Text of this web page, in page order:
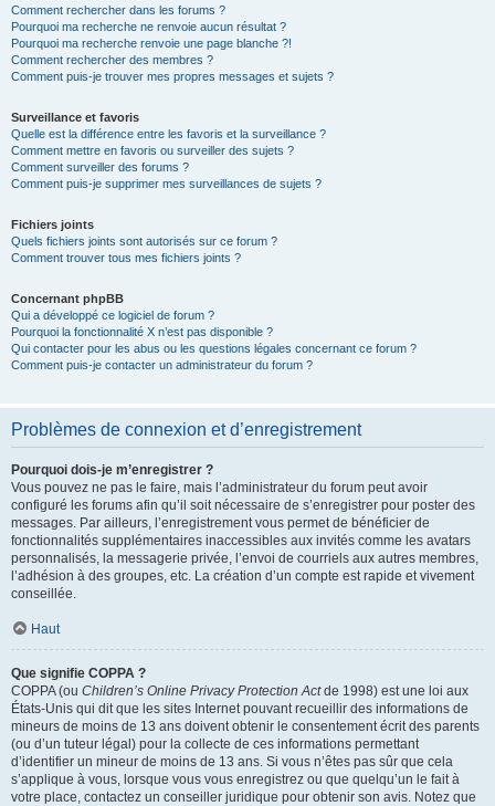
Comment rechercher dans les forums ?
Pourquoi ma recherche ne renvoie aucun résultat ?
Pourquoi ma recherche renvoie une page blanche ?!
Comment rechercher des membres ?
Comment puis-je trouver mes propres messages et sujets ?
Surveillance et favoris
Quelle est la différence entre les favoris et la surveillance ?
Comment mettre en favoris ou surveiller des sujets ?
Comment surveiller des forums ?
Comment puis-je supprimer mes surveillances de sujets ?
Fichiers joints
Quels fichiers joints sont autorisés sur ce forum ?
Comment trouver tous mes fichiers joints ?
Concernant phpBB
Qui a développé ce logiciel de forum ?
Pourquoi la fonctionnalité X n’est pas disponible ?
Qui contacter pour les abus ou les questions légales concernant ce forum ?
Comment puis-je contacter un administrateur du forum ?
Problèmes de connexion et d’enregistrement
Pourquoi dois-je m’enregistrer ?
Vous pouvez ne pas le faire, mais l’administrateur du forum peut avoir
configuré les forums afin qu’il soit nécessaire de s’enregistrer pour poster des
messages. Par ailleurs, l’enregistrement vous permet de bénéficier de
fonctionnalités supplémentaires inaccessibles aux invités comme les avatars
personnalisés, la messagerie privée, l’envoi de courriels aux autres membres,
l’adhésion à des groupes, etc. La création d’un compte est rapide et vivement
conseillée.
Haut
Que signifie COPPA ?
COPPA (ou Children’s Online Privacy Protection Actde 1998) est une loi aux
États-Unis qui dit que les sites Internet pouvant recueillir des informations de
mineurs de moins de 13 ans doivent obtenir le consentement écrit des parents
(ou d’un tuteur légal) pour la collecte de ces informations permettant
d’identifier un mineur de moins de 13 ans. Si vous n’êtes pas sûr que cela
s’applique à vous, lorsque vous vous enregistrez ou que quelqu’un le fait à
votre place, contactez un conseiller juridique pour obtenir son avis. Notez que